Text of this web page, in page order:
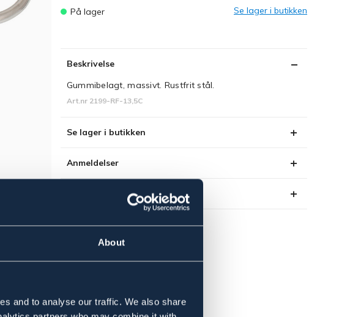
About
and to analyse our traffic. We also share
På lager Se lager i butikken
Beskrivelse
Gummibelagt, massivt. Rustfrit stål.
Art.nr 2199-RF-13,5C
Se lager i butikken
Anmeldelser
About the brand